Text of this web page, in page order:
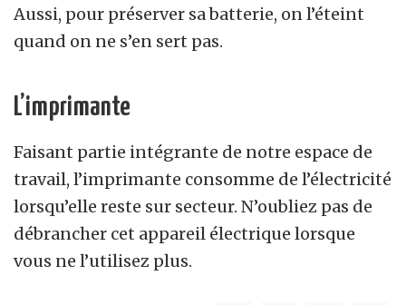
Aussi, pour préserver sa batterie, on l’éteint
quand on ne s’en sert pas.
L’imprimante
Faisant partie intégrante de notre espace de
travail, l’imprimante consomme de l’électricité
lorsqu’elle reste sur secteur. N’oubliez pas de
débrancher cet appareil électrique lorsque
vous ne l’utilisez plus.